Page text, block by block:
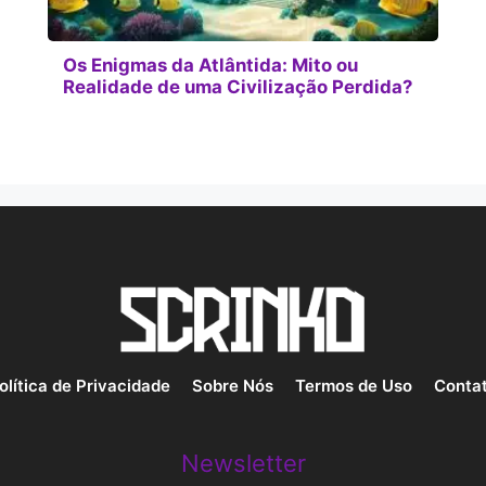
Os Enigmas da Atlântida: Mito ou
Realidade de uma Civilização Perdida?
de Privacidade Sobre Nós Termos de Uso
Newsletter